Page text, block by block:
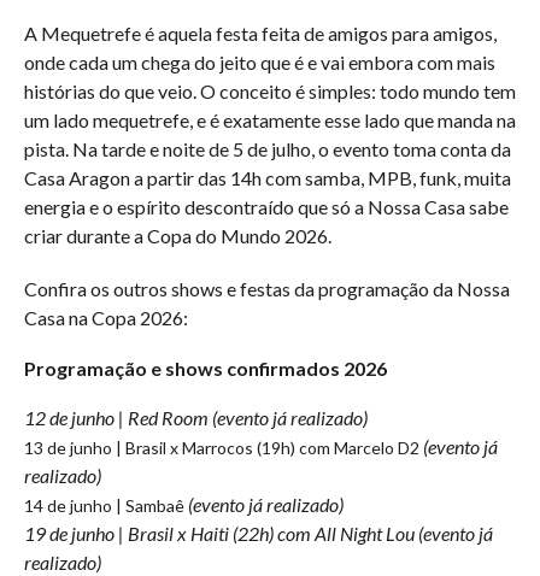
A Mequetrefe é aquela festa feita de amigos para amigos,
onde cada um chega do jeito que é e vai embora com mais
histórias do que veio. O conceito é simples: todo mundo tem
um lado mequetrefe, e é exatamente esse lado que manda na
pista. Na tarde e noite de 5 de julho, o evento toma conta da
Casa Aragon a partir das 14h com samba, MPB, funk, muita
energia e o espírito descontraído que só a Nossa Casa sabe
criar durante a Copa do Mundo 2026.
Confira os outros shows e festas da programação da Nossa
Casa na Copa 2026:
Programação e shows confirmados 2026
12 de junho | Red Room (evento já realizado)
13 de junho | Brasil x Marrocos (19h) com Marcelo D2 (evento já
realizado)
14 de junho | Sambaê (evento já realizado)
19 de junho | Brasil x Haiti (22h) com All Night Lou (evento já
realizado)